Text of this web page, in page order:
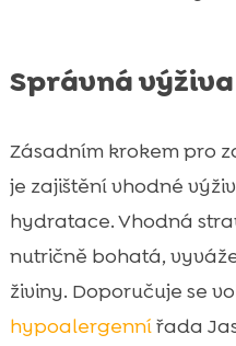
Správná
Zásadním krokem pro
je zajištění vhodné
hydratace. Vhodná
nutričně bohatá,
živiny. Doporučuje se
hypoalergennířada